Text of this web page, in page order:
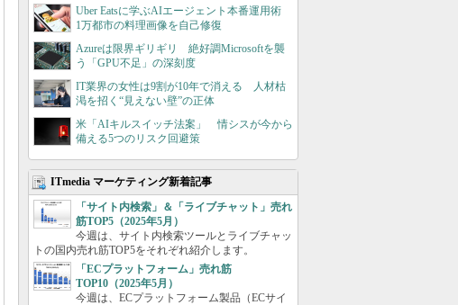
Uber Eatsに学ぶAIエージェント本番運用術
1万都市の料理画像を自己修復
Azureは限界ギリギリ 絶好調Microsoftを襲
う「GPU不足」の深刻度
IT業界の女性は9割が10年で消える 人材枯
渇を招く“見えない壁”の正体
米「AIキルスイッチ法案」 情シスが今から
備える5つのリスク回避策
ITmedia マーケティング新着記事
「サイト内検索」＆「ライブチャット」売れ
筋TOP5（2025年5月）
今週は、サイト内検索ツールとライブチャッ
トの国内売れ筋TOP5をそれぞれ紹介します。
「ECプラットフォーム」売れ筋
TOP10（2025年5月）
今週は、ECプラットフォーム製品（ECサイ